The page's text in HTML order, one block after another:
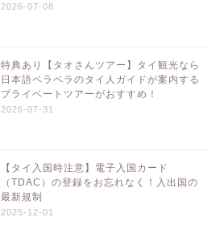
2026-07-08
特典あり【タオさんツアー】タイ観光なら
日本語ペラペラのタイ人ガイドが案内する
プライベートツアーがおすすめ！
2026-07-31
【タイ入国時注意】電子入国カード
（TDAC）の登録をお忘れなく！入出国の
最新規制
2025-12-01